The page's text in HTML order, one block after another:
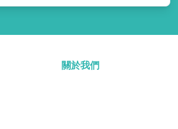
關於我們